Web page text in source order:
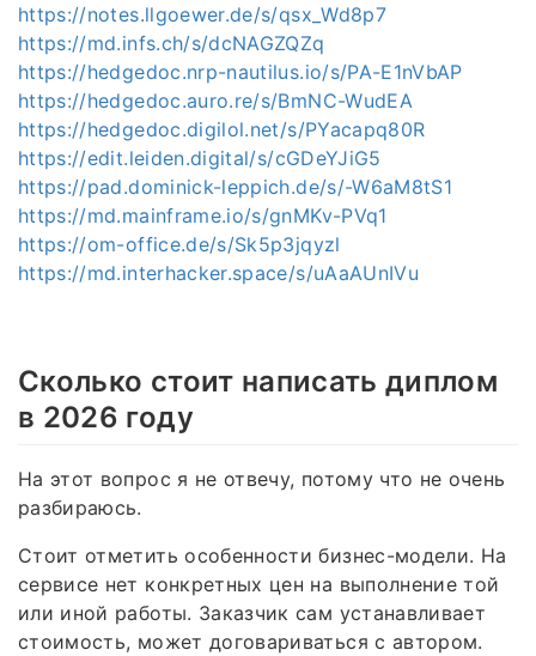
https://notes.llgoewer.de/s/qsx_Wd8p7
https://md.infs.ch/s/dcNAGZQZq
https://hedgedoc.nrp-nautilus.io/s/PA-E1nVbAP
https://hedgedoc.auro.re/s/BmNC-WudEA
https://hedgedoc.digilol.net/s/PYacapq80R
https://edit.leiden.digital/s/cGDeYJiG5
https://pad.dominick-leppich.de/s/-W6aM8tS1
https://md.mainframe.io/s/gnMKv-PVq1
https://om-office.de/s/Sk5p3jqyzl
https://md.interhacker.space/s/uAaAUnIVu
Сколько стоит написать диплом
в 2026 году
На этот вопрос я не отвечу, потому что не очень
разбираюсь.
Стоит отметить особенности бизнес-модели. На
сервисе нет конкретных цен на выполнение той
или иной работы. Заказчик сам устанавливает
стоимость, может договариваться с автором.